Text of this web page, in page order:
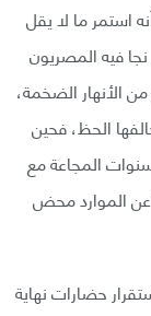
استمر ما لا يقل
نجا فيه المصريون
الأنهار الضخمة،
الحظ، فحين
المجاعة مع
عن الموارد محض
حضارات نهاية